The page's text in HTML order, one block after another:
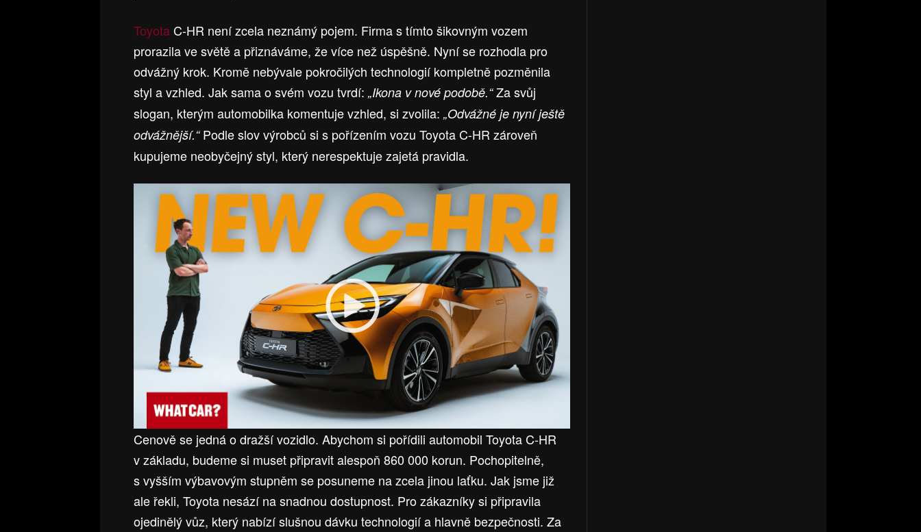
Toyota C-HR není zcela neznámý pojem. Firma s tímto šikovným vozem
prorazila ve světě a přiznáváme, že více než úspěšně. Nyní se rozhodla pro
odvážný krok. Kromě nebývale pokročilých technologií kompletně pozměnila
styl a vzhled. Jak sama o svém vozu tvrdí: „Ikona v nové podobě.“Za svůj
slogan, kterým automobilka komentuje vzhled, si zvolila: „Odvážné je nyní ještě
odvážnější.“Podle slov výrobců si s pořízením vozu Toyota C-HR zároveň
kupujeme neobyčejný styl, který nerespektuje zajetá pravidla.
Cenově se jedná o dražší vozidlo. Abychom si pořídili automobil Toyota C-HR
v základu, budeme si muset připravit alespoň 860 000 korun. Pochopitelně,
s vyšším výbavovým stupněm se posuneme na zcela jinou laťku. Jak jsme již
ale řekli, Toyota nesází na snadnou dostupnost. Pro zákazníky si připravila
ojedinělý vůz, který nabízí slušnou dávku technologií a hlavně bezpečnosti. Za